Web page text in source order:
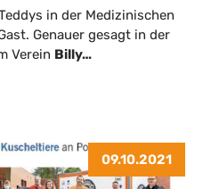
in der Medizinischen
Genauer gesagt in der
Verein Billy…
09.10.2021